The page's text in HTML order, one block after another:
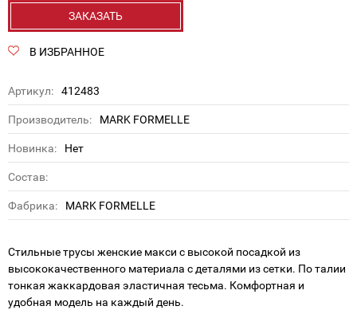
ЗАКАЗАТЬ
В ИЗБРАННОЕ
Артикул: 412483
Производитель: MARK FORMELLE
Новинка: Нет
Состав:
Фабрика: MARK FORMELLE
Стильные трусы женские макси с высокой посадкой из
высококачественного материала с деталями из сетки. По талии
тонкая жаккардовая эластичная тесьма. Комфортная и
удобная модель на каждый день.